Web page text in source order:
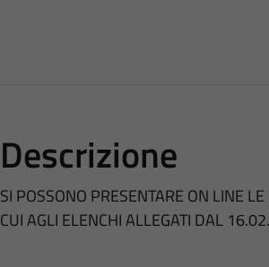
Descrizione
SI POSSONO PRESENTARE ON LINE
CUI AGLI ELENCHI ALLEGATI DAL